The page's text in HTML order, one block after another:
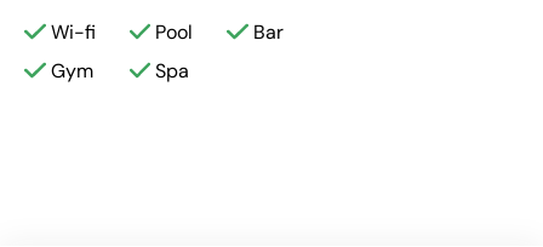
Wi-fi
Pool
Bar
Gym
Spa